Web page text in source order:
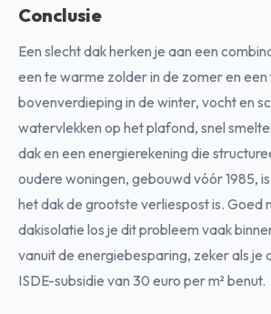
Conclusie
Een slecht dak herken je aan een
een te warme zolder in de zomer en een
bovenverdieping in de winter, vocht en
watervlekken op het plafond, snel
dak en een energierekening die
oudere woningen, gebouwd vóór 1985,
het dak de grootste verliespost is. Goed
dakisolatie los je dit probleem vaak
vanuit de energiebesparing, zeker als je
ISDE-subsidie van 30 euro per m² benut.